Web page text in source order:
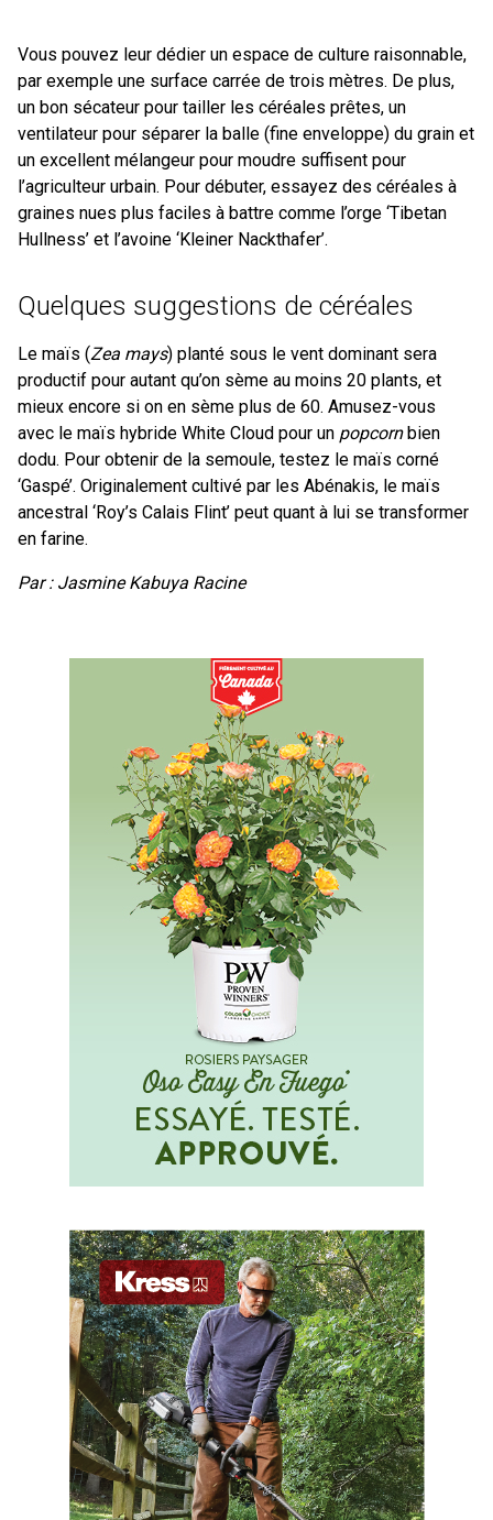
Vous pouvez leur dédier un espace de culture raisonnable,
par exemple une surface carrée de trois mètres. De plus,
un bon sécateur pour tailler les céréales prêtes, un
ventilateur pour séparer la balle (fine enveloppe) du grain et
un excellent mélangeur pour moudre suffisent pour
l’agriculteur urbain. Pour débuter, essayez des céréales à
graines nues plus faciles à battre comme l’orge ‘Tibetan
Hullness’ et l’avoine ‘Kleiner Nackthafer’.
Quelques suggestions de céréales
Le maïs (Zea mays) planté sous le vent dominant sera
productif pour autant qu’on sème au moins 20 plants, et
mieux encore si on en sème plus de 60. Amusez-vous
avec le maïs hybride White Cloud pour un popcornbien
dodu. Pour obtenir de la semoule, testez le maïs corné
‘Gaspé’. Originalement cultivé par les Abénakis, le maïs
ancestral ‘Roy’s Calais Flint’ peut quant à lui se transformer
en farine.
Par : Jasmine Kabuya Racine